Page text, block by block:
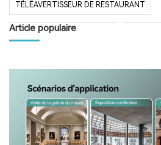
TÉLÉAVERTISSEUR DE RESTAURANT
SYSTÈME D'APPEL SANS FIL
LONGUE PORTÉE SYSTÈME
RESTAURANT HÔPITAL RADIO
FM AM RADIO RADIO DE POCHE
Article populaire